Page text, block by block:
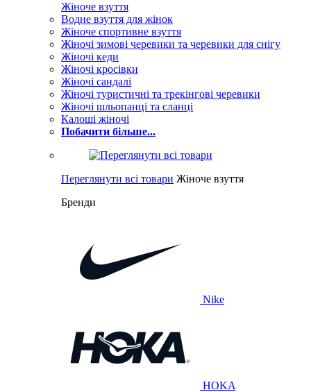
Жіноче взуття
Водне взуття для жінок
Жіноче спортивне взуття
Жіночі зимові черевики та черевики для снігу
Жіночі кеди
Жіночі кросівки
Жіночі сандалі
Жіночі туристичні та трекінгові черевики
Жіночі шльопанці та сланці
Калоші жіночі
Побачити більше...
Переглянути всі товари Жіноче взуття
Бренди
Nike
HOKA